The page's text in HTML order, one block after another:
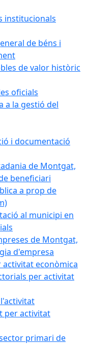
institucionals
de béns i
de valor històric
oficials
a la gestió del
i documentació
de Montgat,
beneficiari
a prop de
al municipi en
de Montgat,
d'empresa
econòmica
per activitat
per activitat
primari de